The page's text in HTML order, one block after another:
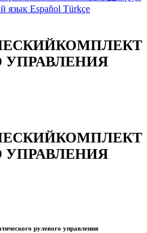
язык Español Türkçe
КОМПЛЕКТ
УПРАВЛЕНИЯ
КОМПЛЕКТ
УПРАВЛЕНИЯ
рулевого управления